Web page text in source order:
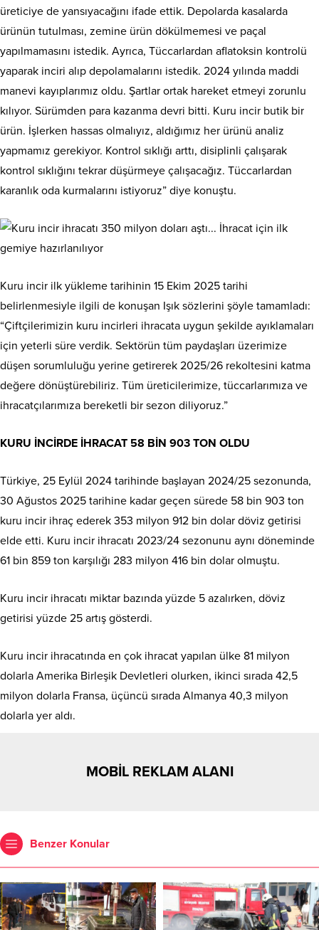
üreticiye de yansıyacağını ifade ettik. Depolarda kasalarda
ürünün tutulması, zemine ürün dökülmemesi ve paçal
yapılmamasını istedik. Ayrıca, Tüccarlardan aflatoksin kontrolü
yaparak inciri alıp depolamalarını istedik. 2024 yılında maddi
manevi kayıplarımız oldu. Şartlar ortak hareket etmeyi zorunlu
kılıyor. Sürümden para kazanma devri bitti. Kuru incir butik bir
ürün. İşlerken hassas olmalıyız, aldığımız her ürünü analiz
yapmamız gerekiyor. Kontrol sıklığı arttı, disiplinli çalışarak
kontrol sıklığını tekrar düşürmeye çalışacağız. Tüccarlardan
karanlık oda kurmalarını istiyoruz” diye konuştu.
Kuru incir ilk yükleme tarihinin 15 Ekim 2025 tarihi
belirlenmesiyle ilgili de konuşan Işık sözlerini şöyle tamamladı:
“Çiftçilerimizin kuru incirleri ihracata uygun şekilde ayıklamaları
için yeterli süre verdik. Sektörün tüm paydaşları üzerimize
düşen sorumluluğu yerine getirerek 2025/26 rekoltesini katma
değere dönüştürebiliriz. Tüm üreticilerimize, tüccarlarımıza ve
ihracatçılarımıza bereketli bir sezon diliyoruz.”
KURU İNCİRDE İHRACAT 58 BİN 903 TON OLDU
Türkiye, 25 Eylül 2024 tarihinde başlayan 2024/25 sezonunda,
30 Ağustos 2025 tarihine kadar geçen sürede 58 bin 903 ton
kuru incir ihraç ederek 353 milyon 912 bin dolar döviz getirisi
elde etti. Kuru incir ihracatı 2023/24 sezonunu aynı döneminde
61 bin 859 ton karşılığı 283 milyon 416 bin dolar olmuştu.
Kuru incir ihracatı miktar bazında yüzde 5 azalırken, döviz
getirisi yüzde 25 artış gösterdi.
Kuru incir ihracatında en çok ihracat yapılan ülke 81 milyon
dolarla Amerika Birleşik Devletleri olurken, ikinci sırada 42,5
milyon dolarla Fransa, üçüncü sırada Almanya 40,3 milyon
dolarla yer aldı.
MOBİL REKLAM ALANI
Benzer Konular